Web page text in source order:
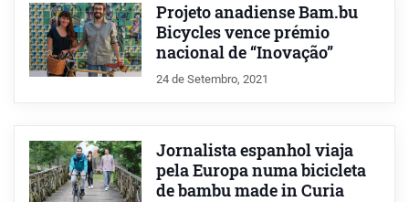
Projeto anadiense Bam.bu
Bicycles vence prémio
nacional de “Inovação”
24 de Setembro, 2021
Jornalista espanhol viaja
pela Europa numa bicicleta
de bambu made in Curia